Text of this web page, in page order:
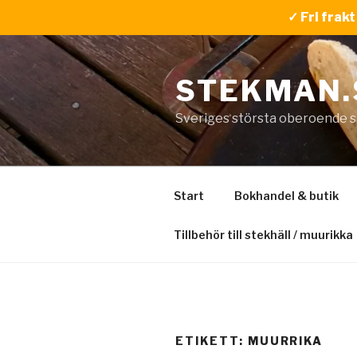
✓ Fri frakt
Hoppa
innehåll
Sveriges största oberoende
Start Bokhandel & butik
Tillbehör till stekhäll / muurikka
ETIKETT: MUURRIKA